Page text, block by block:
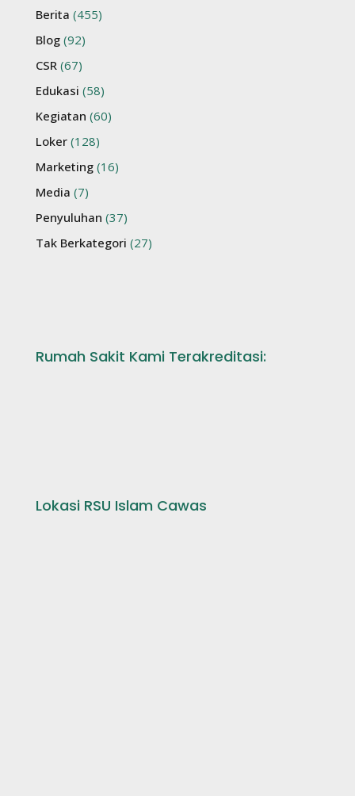
Berita (455)
Blog (92)
CSR (67)
Edukasi (58)
Kegiatan (60)
Loker (128)
Marketing (16)
Media (7)
Penyuluhan (37)
Tak Berkategori (27)
Rumah Sakit Kami Terakreditasi:
Lokasi RSU Islam Cawas